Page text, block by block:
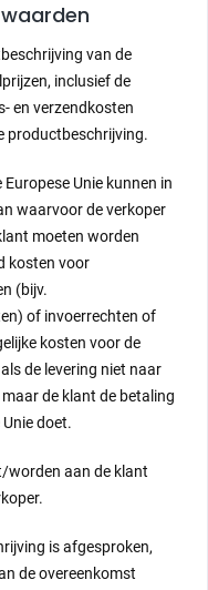
van de
inclusief de
en verzendkosten
productbeschrijving.
Unie kunnen in
waarvoor de verkoper
moeten worden
kosten voor
(bijv.
of invoerrechten of
kosten voor de
de levering niet naar
de klant de betaling
doet.
worden aan de klant
is afgesproken,
de overeenkomst